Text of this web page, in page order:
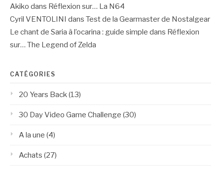
Akiko dans Réflexion sur… La N64
Cyril VENTOLINI dans Test de la Gearmaster de Nostalgear
Le chant de Saria à l’ocarina : guide simple dans Réflexion
sur… The Legend of Zelda
CATÉGORIES
20 Years Back(13)
30 Day Video Game Challenge (30)
A la une (4)
Achats (27)